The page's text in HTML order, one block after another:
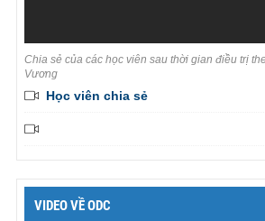
Chia sẻ của các học viên sau thời gian điều trị
Vương
Học viên chia sẻ
VIDEO VỀ ODC